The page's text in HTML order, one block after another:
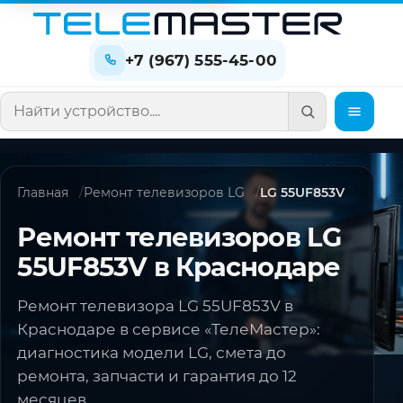
+7 (967) 555-45-00
Поиск по сайту
Главная Ремонт телевизоров LG LG 55UF853V
Ремонт телевизоров LG
55UF853V в Краснодаре
Ремонт телевизора LG 55UF853V в
Краснодаре в сервисе «ТелеМастер»:
диагностика модели LG, смета до
ремонта, запчасти и гарантия до 12